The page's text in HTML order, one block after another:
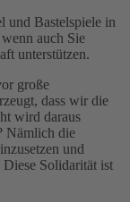
und Bastelspiele in
auch Sie
unterstützen.
große
dass wir die
wird daraus
Nämlich die
und
Solidarität ist